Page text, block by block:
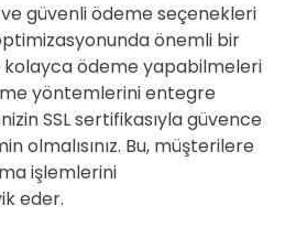
ve güvenli ödeme seçenekleri
önemli bir
ödeme yapabilmeleri
yöntemlerini entegre
SSL sertifikasıyla güvence
olmalısınız. Bu, müşterilere
işlemlerini
eder.